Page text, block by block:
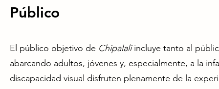
Público
El público objetivo de Chipalaliincluye tanto al
abarcando adultos, jóvenes y, especialmente, a la
discapacidad visual disfruten plenamente de la